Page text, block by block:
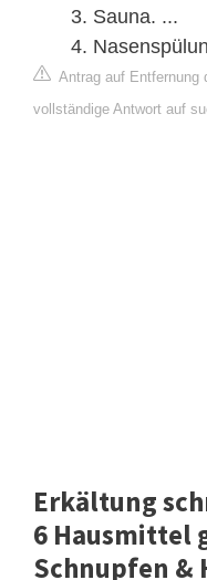
Sauna. ...
Antrag auf Entfernung
vollständige Antwort auf
Erkältung
6 Hausmittel
Schnupfen &